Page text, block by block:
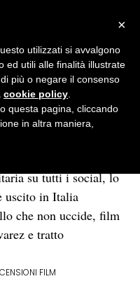
che non
e poco
su tutti i social, lo
uscito in Italia
che non uccide, film
e tratto
FILM
×
utilizzati si avvalgono
ed utili alle finalità illustrate
più o negare il consenso
cookie policy
questa pagina, cliccando
in altra maniera,